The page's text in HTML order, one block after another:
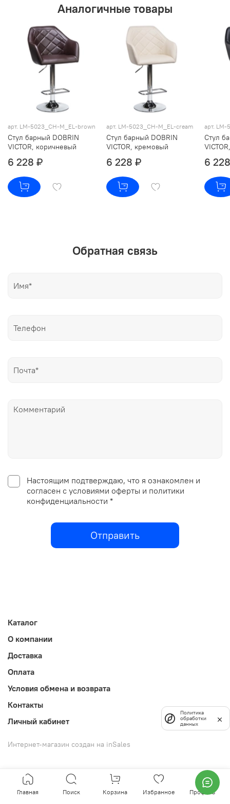
Аналогичные товары
арт. LM-5023_CH-M_EL-brown
Стул барный DOBRIN
VICTOR, коричневый
6 228 ₽
арт. LM-5023_CH-M_EL-cream
Стул барный DOBRIN
VICTOR, кремовый
6 228 ₽
арт.
Стул
6
Обратная связь
Настоящим подтверждаю, что я ознакомлен и
согласен с условиями оферты и политики
конфиденциальности *
Отправить
Каталог
О компании
Доставка
Оплата
Условия обмена и возврата
Контакты
Личный кабинет
Интернет-магазин создан на inSales
Главная Поиск Корзина Избранное Профиль
Политика
обработки
данных